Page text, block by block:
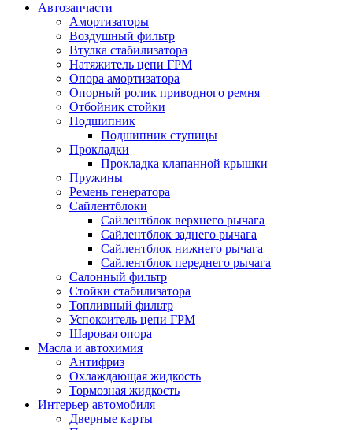
Автозапчасти
Амортизаторы
Воздушный фильтр
Втулка стабилизатора
Натяжитель цепи ГРМ
Опора амортизатора
Опорный ролик приводного ремня
Отбойник стойки
Подшипник
Подшипник ступицы
Прокладки
Прокладка клапанной крышки
Пружины
Ремень генератора
Сайлентблоки
Сайлентблок верхнего рычага
Сайлентблок заднего рычага
Сайлентблок нижнего рычага
Сайлентблок переднего рычага
Салонный фильтр
Стойки стабилизатора
Топливный фильтр
Успокоитель цепи ГРМ
Шаровая опора
Масла и автохимия
Антифриз
Охлаждающая жидкость
Тормозная жидкость
Интерьер автомобиля
Дверные карты